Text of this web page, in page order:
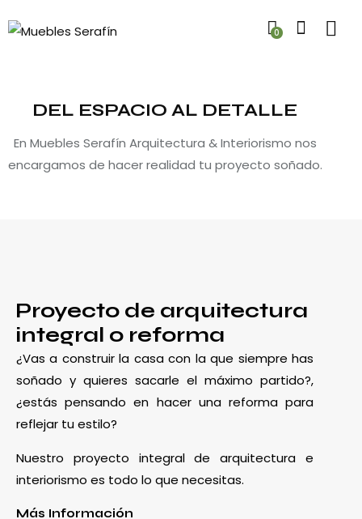
0
DEL ESPACIO AL DETALLE
En Muebles Serafín Arquitectura & Interiorismo nos
encargamos de hacer realidad tu proyecto soñado.
Proyecto de arquitectura
integral o reforma
¿Vas a construir la casa con la que siempre has
soñado y quieres sacarle el máximo partido?,
¿estás pensando en hacer una reforma para
reflejar tu estilo?
Nuestro proyecto integral de arquitectura e
interiorismo es todo lo que necesitas.
Más Información